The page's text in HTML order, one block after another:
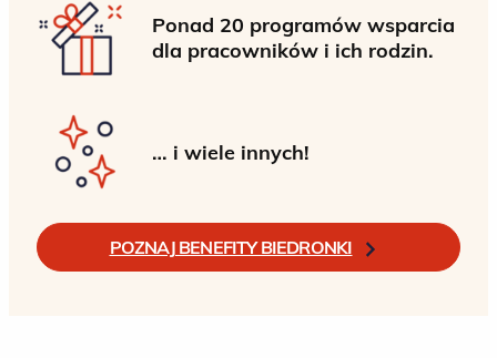
Ponad 20 programów wsparcia
dla pracowników i ich rodzin.
… i wiele innych!
POZNAJ BENEFITY BIEDRONKI